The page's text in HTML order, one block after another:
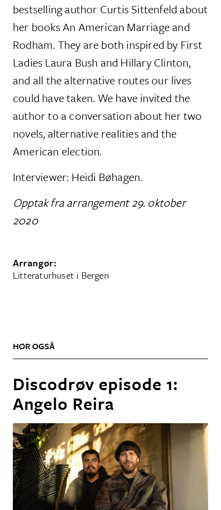
bestselling author Curtis Sittenfeld about
her books An American Marriage and
Rodham. They are both inspired by First
Ladies Laura Bush and Hillary Clinton,
and all the alternative routes our lives
could have taken. We have invited the
author to a conversation about her two
novels, alternative realities and the
American election.
Interviewer: Heidi Bøhagen.
Opptak fra arrangement 29. oktober
2020
Arrangør:
Litteraturhuset i Bergen
HØR OGSÅ
Discodrøv episode 1:
Angelo Reira